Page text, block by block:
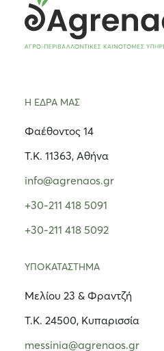
Η ΕΔΡΑ ΜΑΣ
Φαέθοντος 14
Τ.Κ. 11363, Αθήνα
info@agrenaos.gr
+30-211 418 5091
+30-211 418 5092
ΥΠΟΚΑΤΑΣΤΗΜΑ
Μελίου 23 & Φραντζή
Τ.Κ. 24500, Κυπαρισσία
messinia@agrenaos.gr